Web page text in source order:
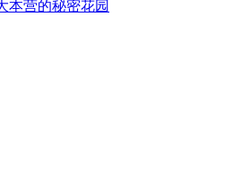
本营的秘密花园